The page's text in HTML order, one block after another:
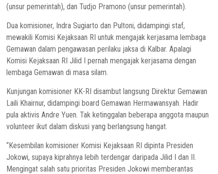
(unsur pemerintah), dan Tudjo Pramono (unsur pemerintah).
Dua komisioner, Indra Sugiarto dan Pultoni, didampingi staf,
mewakili Komisi Kejaksaan RI untuk mengajak kerjasama lembaga
Gemawan dalam pengawasan perilaku jaksa di Kalbar. Apalagi
Komisi Kejaksaan RI Jilid I pernah mengajak kerjasama dengan
lembaga Gemawan di masa silam.
Kunjungan komisioner KK-RI disambut langsung Direktur Gemawan
Laili Khairnur, didampingi board Gemawan Hermawansyah. Hadir
pula aktivis Andre Yuen. Tak ketinggalan beberapa anggota maupun
volunteer ikut dalam diskusi yang berlangsung hangat.
“Kesembilan komisioner Komisi Kejaksaan RI dipinta Presiden
Jokowi, supaya kiprahnya lebih terdengar daripada Jilid I dan II.
Mengingat salah satu prioritas Presiden Jokowi memberantas